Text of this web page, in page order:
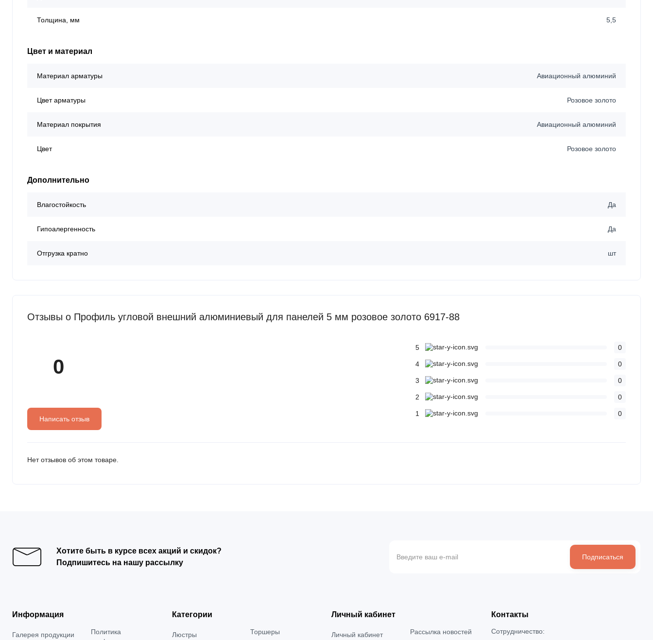
Толщина, мм 5,5
Цвет и материал
Материал арматуры Авиационный алюминий
Цвет арматуры Розовое золото
Материал покрытия Авиационный алюминий
Цвет Розовое золото
Дополнительно
Влагостойкость Да
Гипоалергенность Да
Отгрузка кратно шт
Отзывы о Профиль угловой внешний алюминиевый для панелей 5 мм розовое золото 6917-88
0
Написать отзыв
5 0
4 0
3 0
2 0
1 0
Нет отзывов об этом товаре.
Хотите быть в курсе всех акций и скидок?
Подпишитесь на нашу рассылку
Подписаться
Информация
Галерея продукции
Политика
Категории
Люстры Торшеры
Личный кабинет
Личный кабинет Рассылка новостей
Контакты
Сотрудничество: